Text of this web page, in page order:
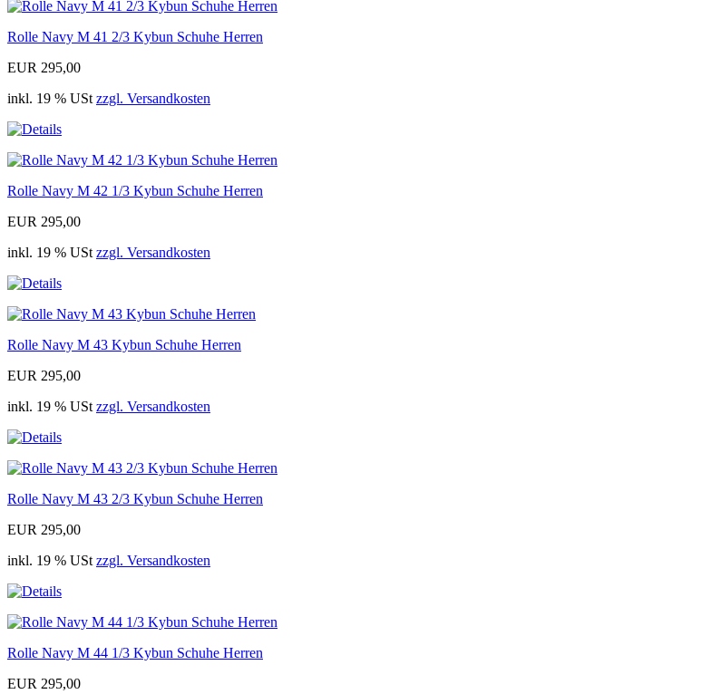
Rolle Navy M 41 2/3 Kybun Schuhe Herren
EUR 295,00
inkl. 19 % USt zzgl. Versandkosten
Rolle Navy M 42 1/3 Kybun Schuhe Herren
EUR 295,00
inkl. 19 % USt zzgl. Versandkosten
Rolle Navy M 43 Kybun Schuhe Herren
EUR 295,00
inkl. 19 % USt zzgl. Versandkosten
Rolle Navy M 43 2/3 Kybun Schuhe Herren
EUR 295,00
inkl. 19 % USt zzgl. Versandkosten
Rolle Navy M 44 1/3 Kybun Schuhe Herren
EUR 295,00